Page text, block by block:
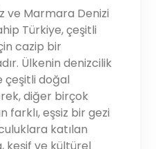
ve Marmara Denizi
Türkiye, çeşitli
cazip bir
Ülkenin denizcilik
çeşitli doğal
diğer birçok
farklı, eşsiz bir gezi
katılan
keşif ve kültürel